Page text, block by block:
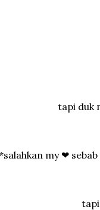
tapi duk
my ❤